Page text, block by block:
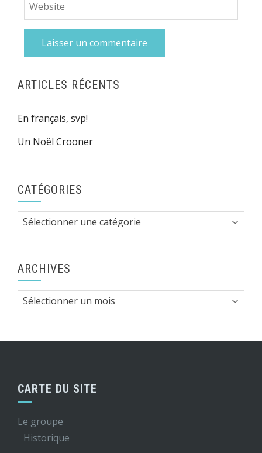
ARTICLES RÉCENTS
En français, svp!
Un Noël Crooner
CATÉGORIES
Catégories
ARCHIVES
Archives
CARTE DU SITE
Le groupe
Historique